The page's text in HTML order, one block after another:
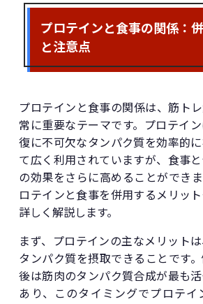
プロテインと食事の関係：
と注意点
プロテインと食事の関係は、筋ト
常に重要なテーマです。プロテイ
復に不可欠なタンパク質を効率的
て広く利用されていますが、食事
の効果をさらに高めることができ
ロテインと食事を併用するメリッ
詳しく解説します。
まず、プロテインの主なメリット
タンパク質を摂取できることです
後は筋肉のタンパク質合成が最も
あり、このタイミングでプロテイ